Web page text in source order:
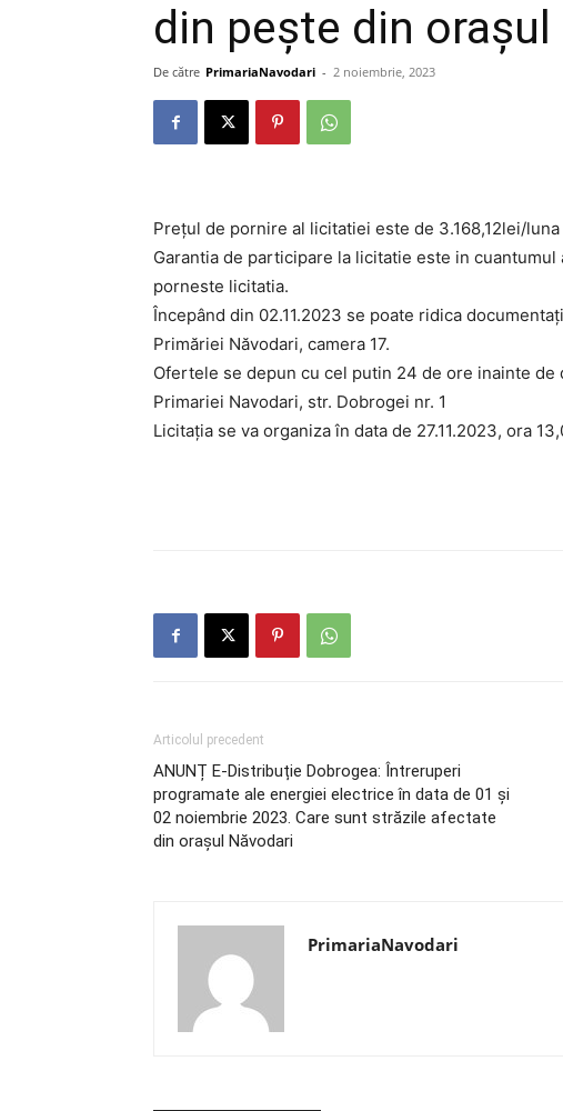
din pește din oraşul
De către PrimariaNavodari - 2 noiembrie, 2023
Preţul de pornire al licitatiei este de 3.168,12lei/luna
Garantia de participare la licitatie este in
porneste licitatia.
Începând din 02.11.2023 se poate ridica
Primăriei Năvodari, camera 17.
Ofertele se depun cu cel putin 24 de ore inainte
Primariei Navodari, str. Dobrogei nr. 1
Licitaţia se va organiza în data de 27.11.2023, ora
Articolul precedent
ANUNȚ E-Distribuție Dobrogea: Întreruperi
programate ale energiei electrice în data de 01 și
02 noiembrie 2023. Care sunt străzile afectate
din orașul Năvodari
PrimariaNavodari